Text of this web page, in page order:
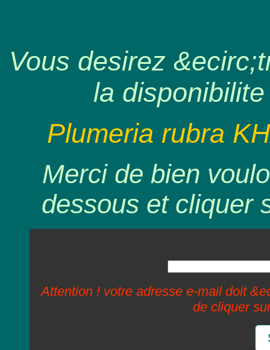
Vous desirez
la
Plumeria rubra
Merci de bien
dessous et cliquer
Attention ! votre adresse e-mail doit
de cliquer